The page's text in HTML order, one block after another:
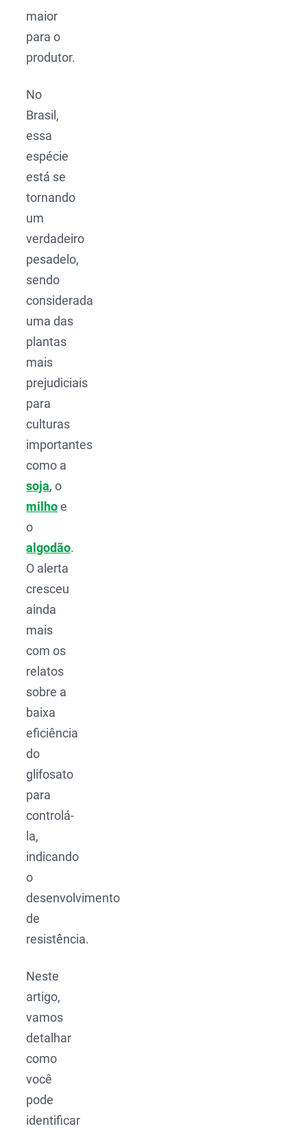
maior
para o
produtor.
No
Brasil,
essa
espécie
está se
tornando
um
verdadeiro
pesadelo,
sendo
considerada
uma das
plantas
mais
prejudiciais
para
culturas
importantes
como a
soja, o
milhoe
o
algodão.
O alerta
cresceu
ainda
mais
com os
relatos
sobre a
baixa
eficiência
do
glifosato
para
controlá-
la,
indicando
o
desenvolvimento
de
resistência.
Neste
artigo,
vamos
detalhar
como
você
pode
identificar